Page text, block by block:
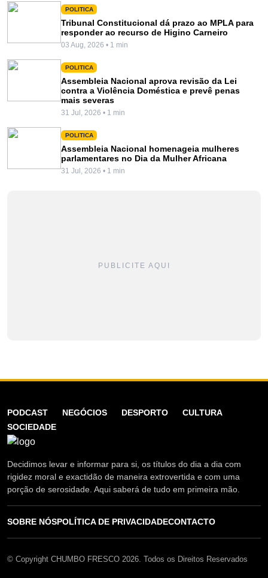
POLITICA
Tribunal Constitucional dá prazo ao MPLA para
responder ao recurso de Higino Carneiro
03 Aug, 2026 • 1 min
POLITICA
Assembleia Nacional aprova revisão da Lei
contra a Violência Doméstica e prevê penas
mais severas
31 Jul, 2026 • 1 min
POLITICA
Assembleia Nacional homenageia mulheres
parlamentares no Dia da Mulher Africana
31 Jul, 2026 • 1 min
PUBLICITE AQUI
PODCAST NEGÓCIOS DESPORTO
CULTURA
SOCIEDADE
Decidimos levar e informar para si, os títulos do dia a dia com
rigidez moral e exactidão de maneira extrovertida e com uma
porção de serosidade. Aqui saberá de tudo em primeira mão.
SOBRE NÓSPOLÍTICA DE PRIVACIDADECONTACTO
© Copyright CHUMBO FRESCO 2026. Todos os Direitos Reservados